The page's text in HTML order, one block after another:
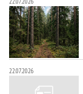
22.07.2026